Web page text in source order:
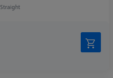
Straight